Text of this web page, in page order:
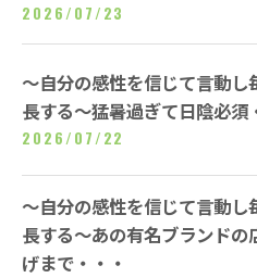
2026/07/23
～自分の感性を信じて言動し
長する～猛暑過ぎて日陰必須
2026/07/22
～自分の感性を信じて言動し
長する～あの有名ブランドの
げまで・・・